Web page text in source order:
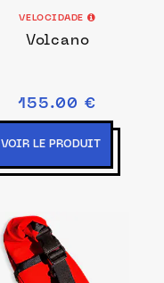
VELOCIDADE
Volcano
155.00 €
VOIR LE PRODUIT